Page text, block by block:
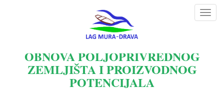
OBNOVA POLJOPRIVREDNOG
ZEMLJIŠTA I PROIZVODNOG
POTENCIJALA